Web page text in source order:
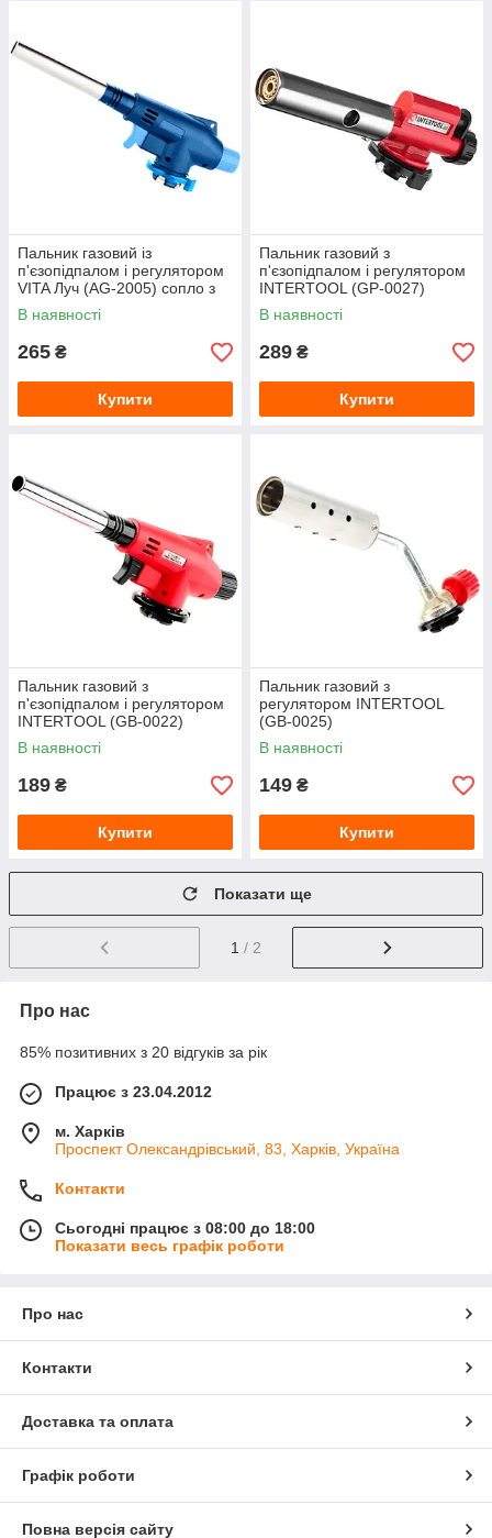
Пальник газовий із
п'єзопідпалом і регулятором
VITA Луч (AG-2005) сопло з
турбіною
В наявності
265 ₴
Купити
Пальник газовий з
п'єзопідпалом і регулятором
INTERTOOL (GP-0027)
суцільнометалевий корпус
В наявності
289 ₴
Купити
Пальник газовий з
п'єзопідпалом і регулятором
INTERTOOL (GB-0022)
подовжене сопло
В наявності
189 ₴
Купити
Пальник газовий з
регулятором INTERTOOL
(GB-0025)
В наявності
149 ₴
Купити
Показати ще
1 / 2
Про нас
85% позитивних з 20 відгуків за рік
Працює з 23.04.2012
м. Харків
Проспект Олександрівський, 83, Харків, Україна
Контакти
Сьогодні працює з 08:00 до 18:00
Показати весь графік роботи
Про нас
Контакти
Доставка та оплата
Графік роботи
Повна версія сайту